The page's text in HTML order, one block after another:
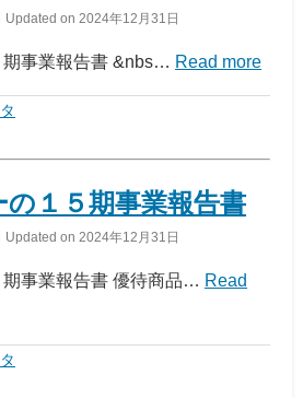
Updated on 2024年12月31日
期事業報告書 &nbs… Read more
１５期事業報告書
Updated on 2024年12月31日
事業報告書 優待商品… Read